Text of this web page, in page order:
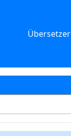
Übersetzer